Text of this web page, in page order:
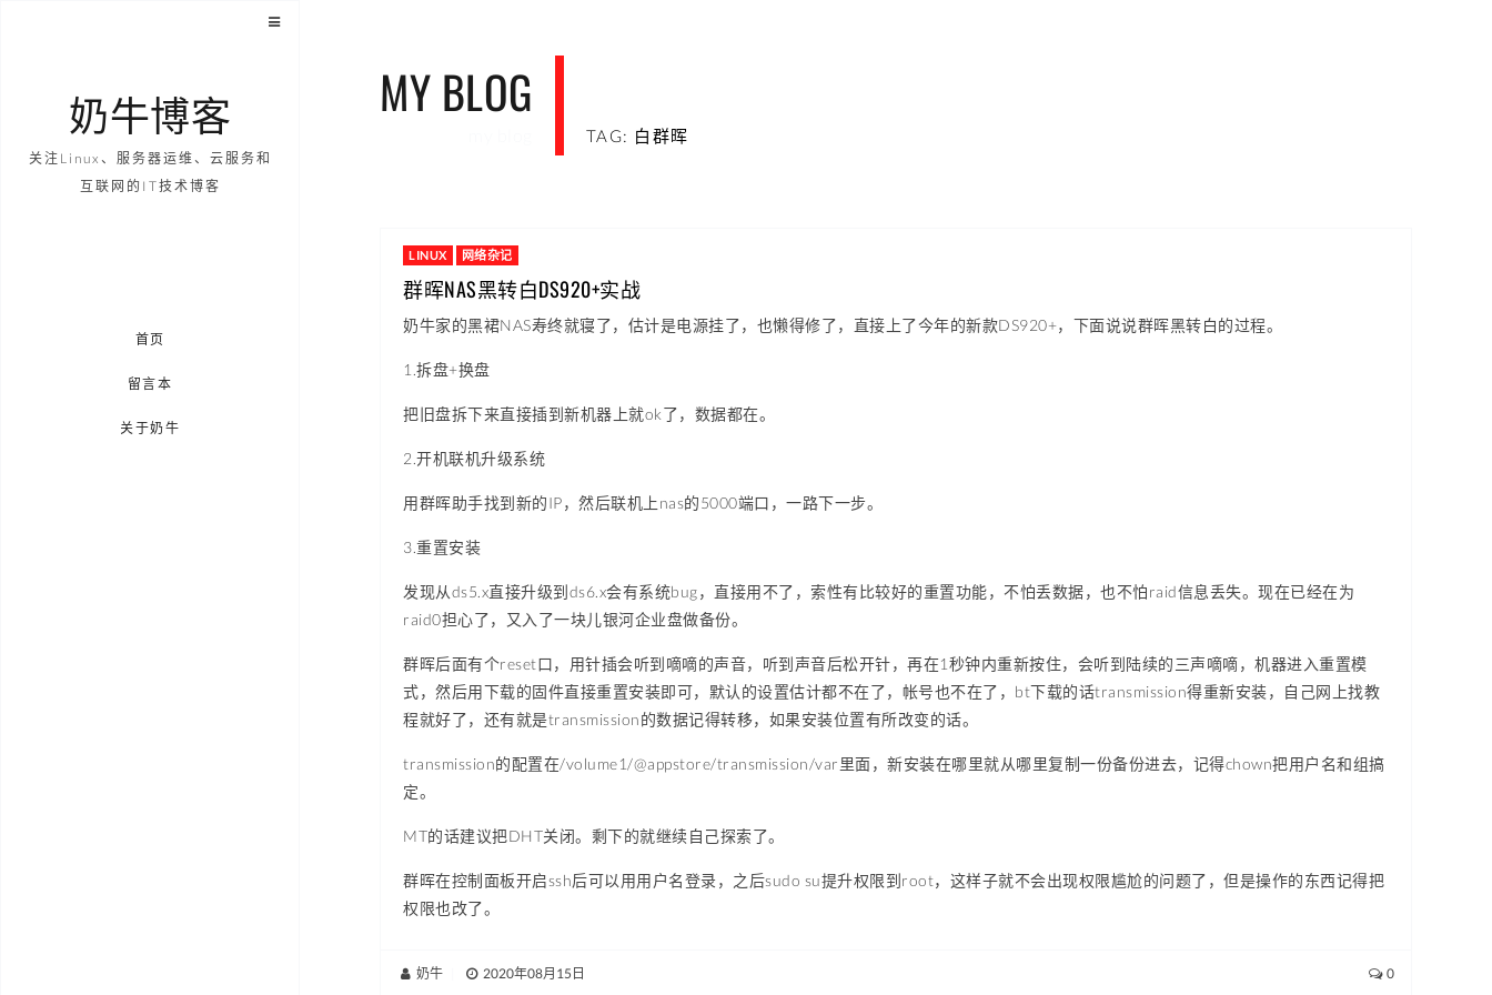
奶牛博客
关注Linux、服务器运维、云服务和
互联网的IT技术博客
首页
留言本
关于奶牛
MY BLOG
TAG: 白群晖
LINUX 网络杂记
群晖NAS黑转白DS920+实战
奶牛家的黑裙NAS寿终就寝了，估计是电源挂了，也懒得修了，直接上了今年的新款DS920+，下面说说群晖黑转白的过程。
1.拆盘+换盘
把旧盘拆下来直接插到新机器上就ok了，数据都在。
2.开机联机升级系统
用群晖助手找到新的IP，然后联机上nas的5000端口，一路下一步。
3.重置安装
发现从ds5.x直接升级到ds6.x会有系统bug，直接用不了，索性有比较好的重置功能，不怕丢数据，也不怕raid信息丢失。现在已经在为
raid0担心了，又入了一块儿银河企业盘做备份。
群晖后面有个reset口，用针插会听到嘀嘀的声音，听到声音后松开针，再在1秒钟内重新按住，会听到陆续的三声嘀嘀，机器进入重置模
式，然后用下载的固件直接重置安装即可，默认的设置估计都不在了，帐号也不在了，bt下载的话transmission得重新安装，自己网上找教
程就好了，还有就是transmission的数据记得转移，如果安装位置有所改变的话。
transmission的配置在/volume1/@appstore/transmission/var里面，新安装在哪里就从哪里复制一份备份进去，记得chown把用户名和组搞
定。
MT的话建议把DHT关闭。剩下的就继续自己探索了。
群晖在控制面板开启ssh后可以用用户名登录，之后sudo su提升权限到root，这样子就不会出现权限尴尬的问题了，但是操作的东西记得把
权限也改了。
奶牛 2020年08月15日 0